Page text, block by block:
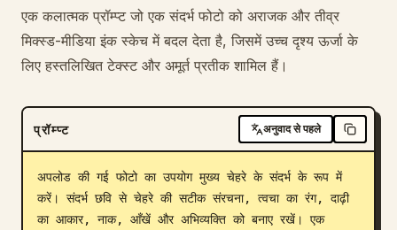
प्रॉम्प्ट
डाउनलोड
ब्लॉग
एक कलात्मक प्रॉम्प्ट जो एक संदर्भ फोटो को अराजक और तीव्र
मिक्स्ड-मीडिया इंक स्केच में बदल देता है, जिसमें उच्च दृश्य ऊर्जा के
लिए हस्तलिखित टेक्स्ट और अमूर्त प्रतीक शामिल हैं।
प्रॉम्प्ट अनुवाद से पहले
अपलोड की गई फोटो का उपयोग मुख्य चेहरे के संदर्भ के रूप में
करें। संदर्भ छवि से चेहरे की सटीक संरचना, त्वचा का रंग, दाढ़ी
का आकार, नाक, आँखें और अभिव्यक्ति को बनाए रखें। एक